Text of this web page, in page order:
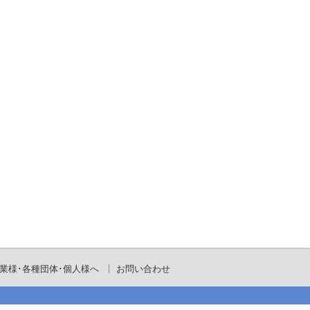
様･各種団体･個人様へ お問い合わせ